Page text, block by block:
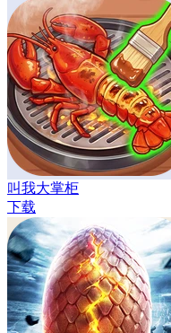
叫我大掌柜
下载